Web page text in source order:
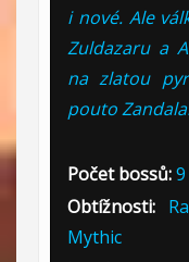
i nové. Ale
Zuldazaru a
na zlatou
pouto
Počet bossů:9
Obtížnosti:
Mythic